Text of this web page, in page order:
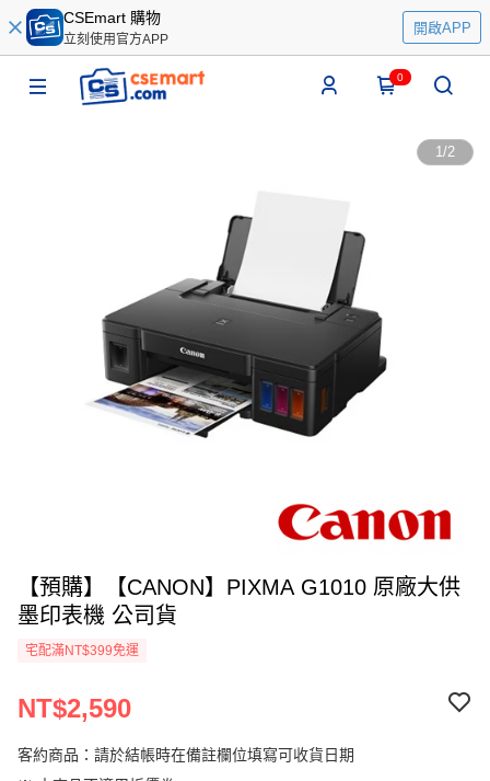
CSEmart 購物
立刻使用官方APP
開啟APP
0
1/2
【預購】【CANON】PIXMA G1010 原廠大供
墨印表機 公司貨
宅配滿NT$399免運
NT$2,590
客約商品：請於結帳時在備註欄位填寫可收貨日期